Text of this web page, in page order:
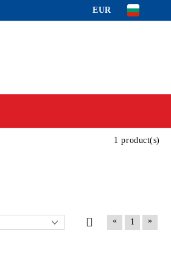
EUR
1 product(s)
« 1 »